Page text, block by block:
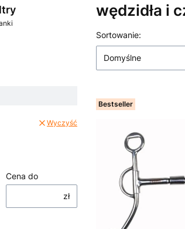
Wyczyść
Cena do
zł
wędzidła i
Lista
Sortowanie:
Domyślne
Bestseller